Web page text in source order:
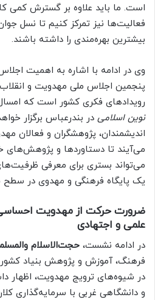
است. ما باید علاوه بر گسترش کمی
فعالیت‌ها نیز تمرکز کنیم تا نسل
بیشترین بهره‌مندی را داشته باشند.
وی در ادامه با اشاره به اهمیت
پنجمین اجلاس ملی مهدویت و
رویدادهای فکری کشور است که
نوین اسلامی در بندرعباس برگزار
اندیشمندان، پژوهشگران و فعالان
می‌آیند تا دستاوردها و پژوهش‌های
می‌تواند بستری برای معرفی
یک پایگاه فرهنگی و مهدوی در سطح
ضرورت حرکت از مهدویت
علمی و اجتهادی
در ادامه نشست، حجت‌الاسلام
فرهنگ، آموزش و پژوهش بنیاد
در شیوه‌های ترویج مهدویت، اظهار
و دانشگاهی غربی با سرمایه‌گذاری